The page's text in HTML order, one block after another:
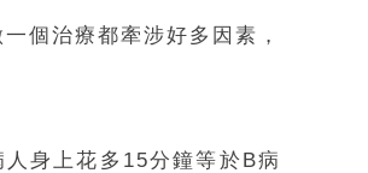
個治療都牽涉好多因素，
身上花多15分鐘等於B病